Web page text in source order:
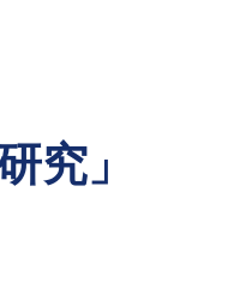
究」